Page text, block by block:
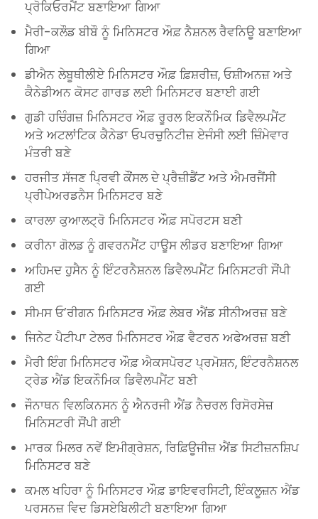
ਪ੍ਰੋਕਿਓਰਮੈਂਟ ਬਣਾਇਆ ਗਿਆ
ਮੈਰੀ-ਕਲੌਡ ਬੀਬੌ ਨੂੰ ਮਿਨਿਸਟਰ ਔਫ਼ ਨੈਸ਼ਨਲ ਰੈਵਨਿਊ ਬਣਾਇਆ
ਗਿਆ
ਡੀਐਨ ਲੇਬੂਥੀਲੀਏ ਮਿਨਿਸਟਰ ਔਫ਼ ਫ਼ਿਸ਼ਰੀਜ਼, ਓਸ਼ੀਅਨਜ਼ ਅਤੇ
ਕੈਨੇਡੀਅਨ ਕੋਸਟ ਗਾਰਡ ਲਈ ਮਿਨਿਸਟਰ ਬਣਾਈ ਗਈ
ਗੁਡੀ ਹਚਿੰਗਜ਼ ਮਿਨਿਸਟਰ ਔਫ਼ ਰੂਰਲ ਇਕਨੌਮਿਕ ਡਿਵੈਲਪਮੈਂਟ
ਅਤੇ ਅਟਲਾਂਟਿਕ ਕੈਨੇਡਾ ਓਪਰਚੁਨਿਟੀਜ਼ ਏਜੰਸੀ ਲਈ ਜ਼ਿੰਮੇਵਾਰ
ਮੰਤਰੀ ਬਣੇ
ਹਰਜੀਤ ਸੱਜਣ ਪ੍ਰਿਵੀ ਕੌਂਸਲ ਦੇ ਪ੍ਰੈਜ਼ੀਡੈਂਟ ਅਤੇ ਐਮਰਜੈਂਸੀ
ਪ੍ਰੀਪੇਅਰਡਨੈਸ ਮਿਨਿਸਟਰ ਬਣੇ
ਕਾਰਲਾ ਕੁਆਲਟ੍ਰੋ ਮਿਨਿਸਟਰ ਔਫ਼ ਸਪੋਰਟਸ ਬਣੀ
ਕਰੀਨਾ ਗੋਲਡ ਨੂੰ ਗਵਰਨਮੈਂਟ ਹਾਊਸ ਲੀਡਰ ਬਣਾਇਆ ਗਿਆ
ਅਹਿਮਦ ਹੁਸੈਨ ਨੂੰ ਇੰਟਰਨੈਸ਼ਨਲ ਡਿਵੈਲਪਮੈਂਟ ਮਿਨਿਸਟਰੀ ਸੌਂਪੀ
ਗਈ
ਸੀਮਸ ਓ’ਰੀਗਨ ਮਿਨਿਸਟਰ ਔਫ਼ ਲੇਬਰ ਐਂਡ ਸੀਨੀਅਰਜ਼ ਬਣੇ
ਜਿਨੇਟ ਪੈਟੀਪਾ ਟੇਲਰ ਮਿਨਿਸਟਰ ਔਫ਼ ਵੈਟਰਨ ਅਫੇਅਰਜ਼ ਬਣੀ
ਮੈਰੀ ਇੰਗ ਮਿਨਿਸਟਰ ਔਫ਼ ਐਕਸਪੋਰਟ ਪ੍ਰਮੋਸ਼ਨ, ਇੰਟਰਨੈਸ਼ਨਲ
ਟ੍ਰੇਡ ਐਂਡ ਇਕਨੌਮਿਕ ਡਿਵੈਲਪਮੈਂਟ ਬਣੀ
ਜੌਨਾਥਨ ਵਿਲਕਿਨਸਨ ਨੂੰ ਐਨਰਜੀ ਐਂਡ ਨੈਚਰਲ ਰਿਸੋਰਸੇਜ਼
ਮਿਨਿਸਟਰੀ ਸੌਂਪੀ ਗਈ
ਮਾਰਕ ਮਿਲਰ ਨਵੇਂ ਇਮੀਗ੍ਰੇਸ਼ਨ, ਰਿਫ਼ਿਊਜੀਜ਼ ਐਂਡ ਸਿਟੀਜ਼ਨਸ਼ਿਪ
ਮਿਨਿਸਟਰ ਬਣੇ
ਕਮਲ ਖਹਿਰਾ ਨੂੰ ਮਿਨਿਸਟਰ ਔਫ਼ ਡਾਇਵਰਸਿਟੀ, ਇੰਕਲੂਜ਼ਨ ਐਂਡ
ਪਰਸਨਜ਼ ਵਿਦ ਡਿਸਏਬਿਲੀਟੀ ਬਣਾਇਆ ਗਿਆ